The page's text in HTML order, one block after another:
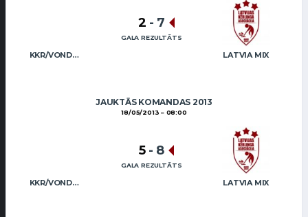
KKR/VONDA (MIX) LATVIA MIX
2 - 7
GALA REZULTĀTS
JAUKTĀS KOMANDAS 2013
18/05/2013 08:00
KKR/VONDA (MIX) LATVIA MIX
5 - 8
GALA REZULTĀTS